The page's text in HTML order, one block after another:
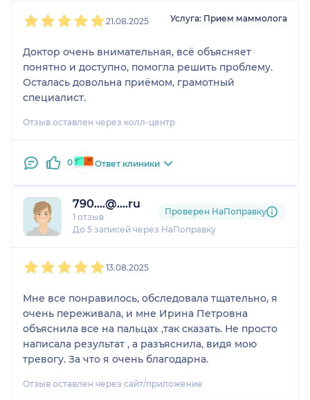
21.08.2025 Услуга: Прием маммолога
Доктор очень внимательная, всё объясняет
понятно и доступно, помогла решить проблему.
Осталась довольна приёмом, грамотный
специалист.
Отзыв оставлен через колл-центр
0 Ответ клиники
790....@....ru
1 отзыв
До 5 записей через НаПоправку
Проверен НаПоправку
13.08.2025
Мне все понравилось, обследовала тщательно, я
очень переживала, и мне Ирина Петровна
объяснила все на пальцах ,так сказать. Не просто
написала результат , а разъяснила, видя мою
тревогу. За что я очень благодарна.
Отзыв оставлен через сайт/приложение